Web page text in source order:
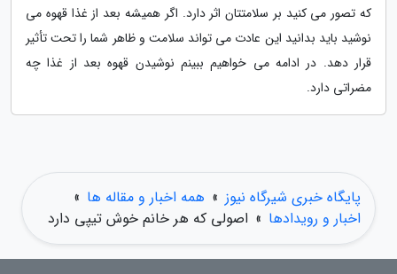
که تصور می کنید بر سلامتتان اثر دارد. اگر همیشه بعد از غذا قهوه می
نوشید باید بدانید این عادت می تواند سلامت و ظاهر شما را تحت تأثیر
قرار دهد. در ادامه می خواهیم ببینم نوشیدن قهوه بعد از غذا چه
مضراتی دارد.
پایگاه خبری شیرگاه نیوز » همه اخبار و مقاله ها »
اخبار و رویدادها » اصولی که هر خانم خوش تیپی دارد